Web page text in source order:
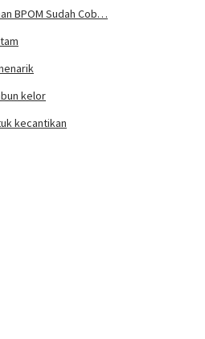
BPOM Sudah Cob…
kelor
kecantikan